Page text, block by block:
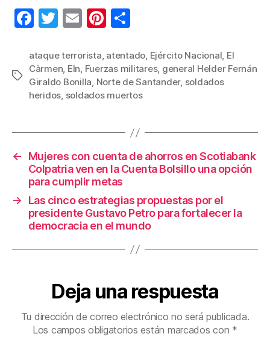
F
c
e
b
o
k
T
tt
er
E
ail
Pi
er
e
st
m
p
ar
Etiquetas
ataque terrorista, atentado, Ejército Nacional, El
Càrmen, Eln, Fuerzas militares, general Helder Fernán
Giraldo Bonilla, Norte de Santander, soldados
heridos, soldados muertos
←
Mujeres con cuenta de ahorros en Scotiabank
Colpatria ven en la Cuenta Bolsillo una opción
para cumplir metas
→
Las cinco estrategias propuestas por el
presidente Gustavo Petro para fortalecer la
democracia en el mundo
Deja una respuesta
Tu dirección de correo electrónico no será publicada.
Los campos obligatorios están marcados con *